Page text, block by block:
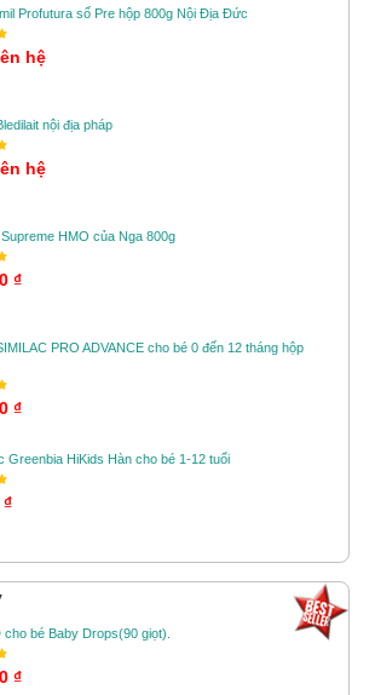
Profutura số Pre hộp 800g Nội Địa Đức
hệ
nội địa pháp
hệ
HMO của Nga 800g
₫
PRO ADVANCE cho bé 0 đến 12 tháng hộp
₫
Greenbia HiKids Hàn cho bé 1-12 tuổi
cho bé Baby Drops(90 giọt).
₫